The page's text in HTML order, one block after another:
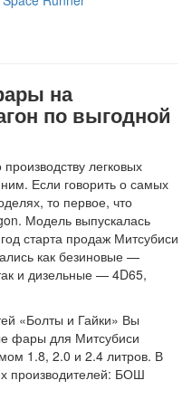
на
по выгодной
легковых
Если говорить о самых
то первое, что
Модель выпускалась
старта продаж Митсубиси
как безиновые —
и дизельные — 4D65,
«Болты и Гайки» Вы
фары для Митсубиси
1.8, 2.0 и 2.4 литров. В
производителей: БОШ